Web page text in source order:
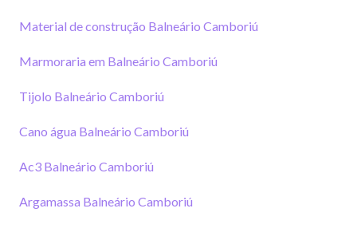
Material de construção Balneário Camboriú
Marmoraria em Balneário Camboriú
Tijolo Balneário Camboriú
Cano água Balneário Camboriú
Ac3 Balneário Camboriú
Argamassa Balneário Camboriú